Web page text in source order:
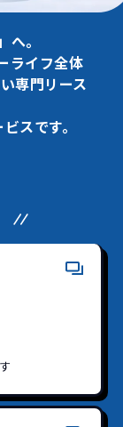
。
ライフ全体
専門リース
スです。